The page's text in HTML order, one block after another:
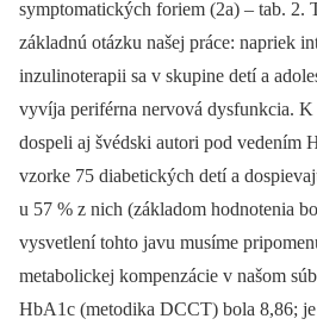
symptomatických foriem (2a) –⁠ tab. 2.
základnú otázku našej práce: napriek
inzulinoterapii sa v skupine detí a
vyvíja periférna nervová dysfunkcia.
dospeli aj švédski autori pod vedením
vzorke 75 diabetických detí a
u 57 % z nich (základom hodnotenia
vysvetlení tohto javu musíme
metabolickej kompenzácie v našom
HbA1c (metodika DCCT) bola 8,86;